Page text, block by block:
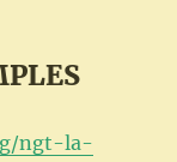
ngt-la-